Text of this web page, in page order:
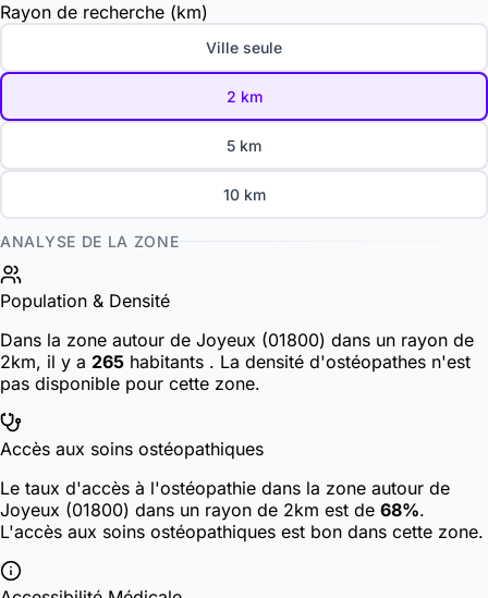
Rayon de recherche (km)
Ville seule
2 km
5 km
10 km
ANALYSE DE LA ZONE
Population & Densité
Dans la zone autour de Joyeux (01800) dans un rayon de
2km, il y a 265 habitants . La densité d'ostéopathes n'est
pas disponible pour cette zone.
Accès aux soins ostéopathiques
Le taux d'accès à l'ostéopathie dans la zone autour de
Joyeux (01800) dans un rayon de 2km est de 68%.
L'accès aux soins ostéopathiques est bon dans cette zone.